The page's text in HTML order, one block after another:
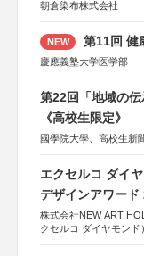
朝倉染布株式会社
NEW 第11回 健
慶應義塾大学医学部
第22回「地域の
《高校生限定》
國學院大學、高校生新
エクセルコ ダイ
デザインアワード
株式会社NEW ART
クセルコ ダイヤモンド）